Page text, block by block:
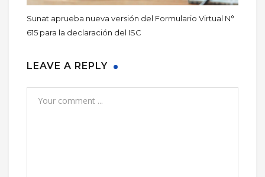
Sunat aprueba nueva versión del Formulario Virtual N°
615 para la declaración del ISC
LEAVE A REPLY